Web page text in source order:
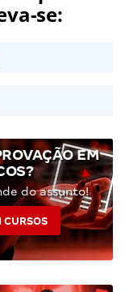
se:
EM
do assunto!
CURSOS